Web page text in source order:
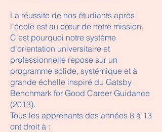
La réussite de nos étudiants après
l'école est au cœur de notre mission.
C'est pourquoi notre système
d'orientation universitaire et
professionnelle repose sur un
programme solide, systémique et à
grande échelle inspiré du Gatsby
Benchmark for Good Career Guidance
(2013).​
Tous les apprenants des années 8 à 13
ont droit à :